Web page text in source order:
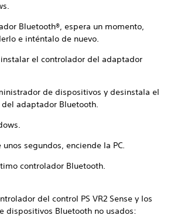
Bluetooth®, espera un momento,
e inténtalo de nuevo.
el controlador del adaptador
de dispositivos y desinstala el
adaptador Bluetooth.
unos segundos, enciende la PC.
controlador Bluetooth.
del control PS VR2 Sense y los
dispositivos Bluetooth no usados: